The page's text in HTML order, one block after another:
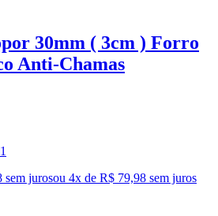
30mm ( 3cm ) Forro
Anti-Chamas
sem jurosou 4x de R$ 79,98 sem juros